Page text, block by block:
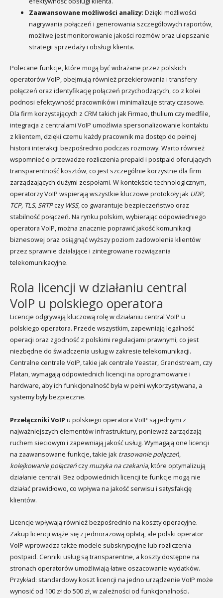
Zaawansowane możliwości analizy: Dzięki możliwości
nagrywania połączeń i generowania szczegółowych raportów,
możliwe jest monitorowanie jakości rozmów oraz ulepszanie
strategii sprzedaży i obsługi klienta.
Polecane funkcje, które mogą być wdrażane przez polskich
operatorów VoIP, obejmują również przekierowania i transfery
połączeń oraz identyfikację połączeń przychodzących, co z kolei
podnosi efektywność pracowników i minimalizuje straty czasowe.
Dla firm korzystających z CRM takich jak Firmao, thulium czy medfile,
integracja z centralami VoIP umożliwia spersonalizowanie kontaktu
z klientem, dzięki czemu każdy pracownik ma dostęp do pełnej
historii interakcji bezpośrednio podczas rozmowy. Warto również
wspomnieć o przewadze rozliczenia prepaid i postpaid oferujących
transparentność kosztów, co jest szczególnie korzystne dla firm
zarządzających dużymi zespołami. W kontekście technologicznym,
operatorzy VoIP wspierają wszystkie kluczowe protokoły jak UDP,
TCP, TLS, SRTPczy WSS, co gwarantuje bezpieczeństwo oraz
stabilność połączeń. Na rynku polskim, wybierając odpowiedniego
operatora VoIP, można znacznie poprawić jakość komunikacji
biznesowej oraz osiągnąć wyższy poziom zadowolenia klientów
przez sprawnie działające i zintegrowane rozwiązania
telekomunikacyjne.
Rola licencji w działaniu central
VoIP u polskiego operatora
Licencje odgrywają kluczową rolę w działaniu central VoIP u
polskiego operatora. Przede wszystkim, zapewniają legalność
operacji oraz zgodność z polskimi regulacjami prawnymi, co jest
niezbędne do świadczenia usług w zakresie telekomunikacji.
Centralne centrale VoIP, takie jak centrale Yeastar, Grandstream, czy
Platan, wymagają odpowiednich licencji na oprogramowanie i
hardware, aby ich funkcjonalność była w pełni wykorzystywana, a
systemy były bezpieczne.
Przełączniki VoIP u polskiego operatora VoIP są jednymi z
najważniejszych elementów infrastruktury, ponieważ zarządzają
ruchem sieciowym i zapewniają jakość usług. Wymagają one licencji
na zaawansowane funkcje, takie jak trasowanie połączeń,
kolejkowanie połączeń czymuzyka na czekania, które optymalizują
działanie centrali. Bez odpowiednich licencji te funkcje mogą nie
działać prawidłowo, co wpływa na jakość serwisu i satysfakcję
klientów.
Licencje wpływają również bezpośrednio na koszty operacyjne.
Zakup licencji wiąże się z jednorazową opłatą, ale polski operator
VoIP wprowadza także modele subskrypcyjne lub rozliczenia
postpaid. Cenniki usług są transparentne, a koszty dostępne na
stronach operatorów umożliwiają łatwe oszacowanie wydatków.
Przykład: standardowy koszt licencji na jedno urządzenie VoIP może
wynosić od 100 zł do 500 zł, w zależności od funkcjonalności.